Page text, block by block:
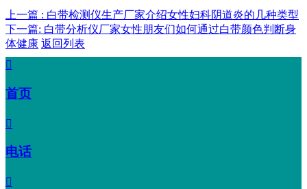
上一篇 : 白带检测仪生产厂家介绍女性妇科阴道炎的几种类型
下一篇: 白带分析仪厂家女性朋友们如何通过白带颜色判断身
体健康 返回列表

首页

电话
